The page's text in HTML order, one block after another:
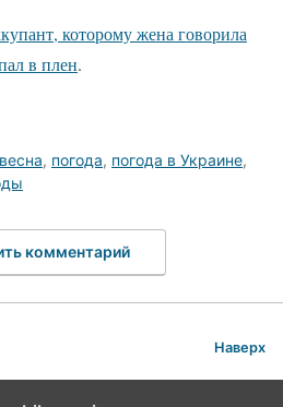
которому жена говорила
в плен.
весна, погода, погода в Украине,
комментарий
Наверх